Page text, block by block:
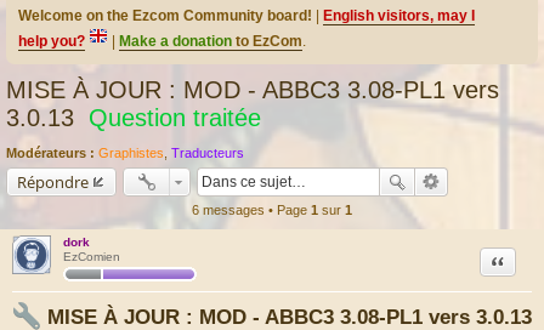
Welcome on the Ezcom Community board!
English visitors, may I
help you?
Make a donation to EzCom.
MISE À JOUR : MOD - ABBC3 3.08-PL1 vers
3.0.13 Question traitée
Modérateurs : Graphistes Traducteurs
Répondre
6 messages • Page 1 sur 1
dork
EzComien
MISE À JOUR : MOD - ABBC3 3.08-PL1 vers 3.0.13
Citation